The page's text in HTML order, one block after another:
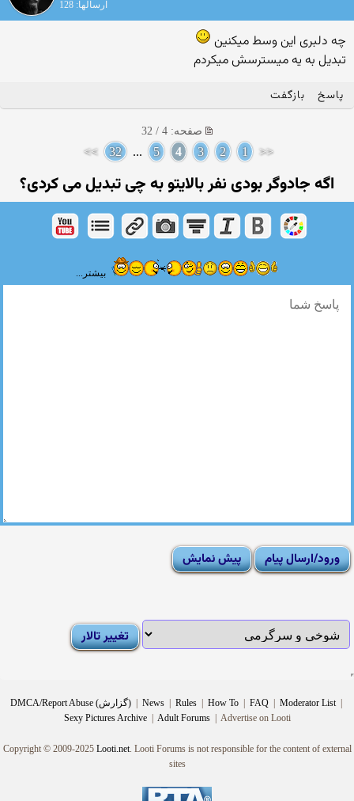
ارسالها: 128
چه دلبری این وسط میکنین
تبدیل به یه میسترسش میکردم
پاسخ بازگفت
صفحه: 4 / 32
<<
1
2
3
4
5
...
32
>>
اگه جادوگر بودی نفر بالایتو به چی تبدیل می کردی؟
بیشتر...
DMCA/Report Abuse (گزارش) | News | Rules | How To | FAQ | Moderator List |
Sexy Pictures Archive | Adult Forums |Advertise on Looti
Copyright © 2009-2025 Looti.net. Looti Forums is not responsible for the content of external
sites